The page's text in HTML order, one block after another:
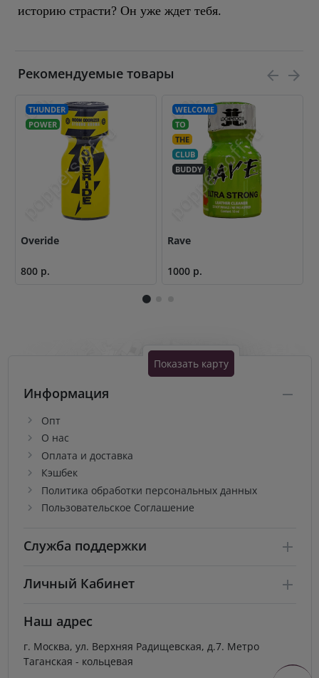
историю страсти? Он уже ждет тебя.
Рекомендуемые товары
THUNDER
POWER
Overide
800 р.
WELCOME
TO
THE
CLUB
BUDDY
Rave
1000 р.
Показать карту
Информация
Опт
О нас
Оплата и доставка
Кэшбек
Политика обработки персональных данных
Пользовательское Соглашение
Служба поддержки
Личный Кабинет
Наш адрес
г. Москва, ул. Верхняя Радищевская, д.7. Метро
Таганская - кольцевая